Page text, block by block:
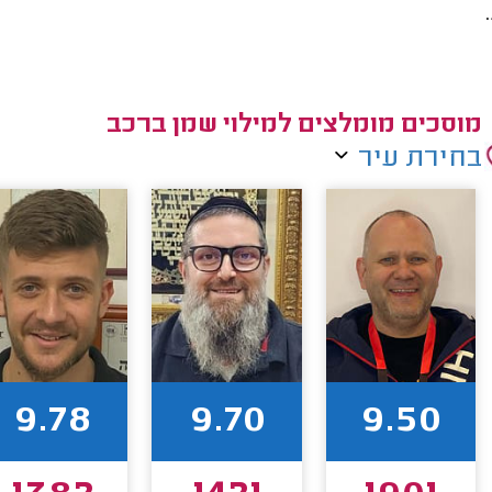
מוסכים מומלצים למילוי שמן ברכב
בחירת עיר
9.50
9.70
9.78